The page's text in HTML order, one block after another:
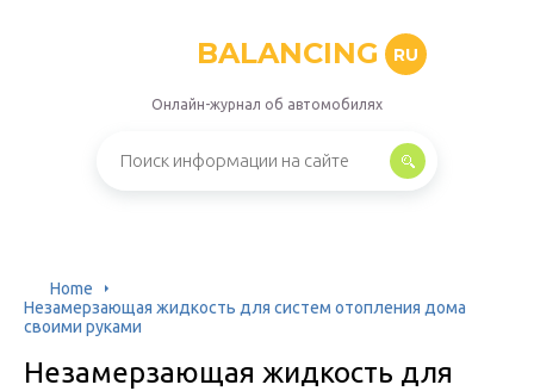
BALANCING RU
Онлайн-журнал об автомобилях
Home
Незамерзающая жидкость для систем отопления дома
своими руками
Незамерзающая жидкость для